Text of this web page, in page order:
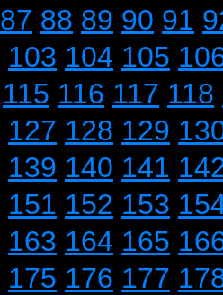
87 88 89 90 91
103 104 105
115 116 117 118
127 128 129
139 140 141
151 152 153
163 164 165
175 176 177